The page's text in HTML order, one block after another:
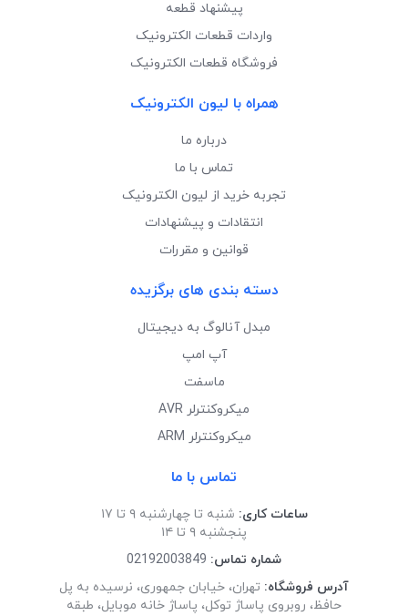
پیشنهاد قطعه
واردات قطعات الکترونیک
فروشگاه قطعات الکترونیک
همراه با لیون الکترونیک
درباره ما
تماس با ما
تجربه خرید از لیون الکترونیک
انتقادات و پیشنهادات
قوانین و مقررات
دسته بندی های برگزیده
مبدل آنالوگ به دیجیتال
آپ امپ
ماسفت
میکروکنترلر AVR
میکروکنترلر ARM
تماس با ما
ساعات کاری: شنبه تا چهارشنبه ۹ تا ۱۷
پنجشنبه ۹ تا ۱۴
شماره تماس: 02192003849
آدرس فروشگاه: تهران، خیابان جمهوری، نرسیده به پل
حافظ، روبروی پاساژ توکل، پاساژ خانه موبایل، طبقه